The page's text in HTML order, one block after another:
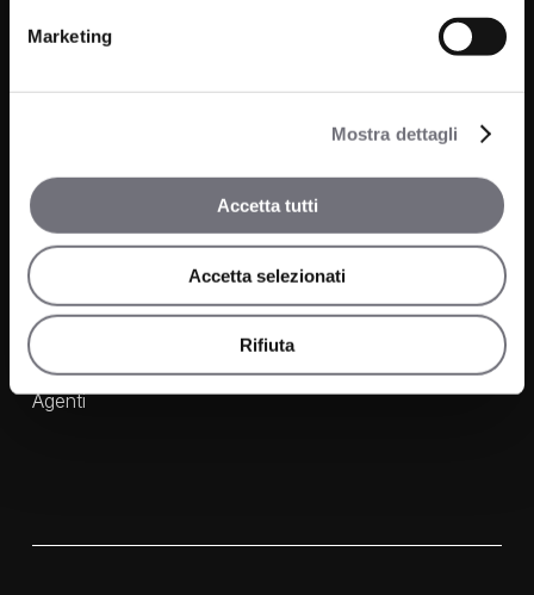
Marketing
Mostra dettagli
Accetta tutti
Accetta selezionati
Rifiuta
Prodotti
Bagno
Wellness
Finiture
Progetti
News
Contatti
FAQ
Media e Download
Agenti